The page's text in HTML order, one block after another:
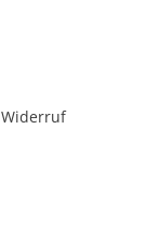
Widerruf